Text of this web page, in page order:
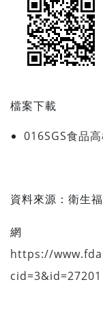
檔案下載
016SGS食品
資料來源： 衛生
https://
cid=3&id=27201